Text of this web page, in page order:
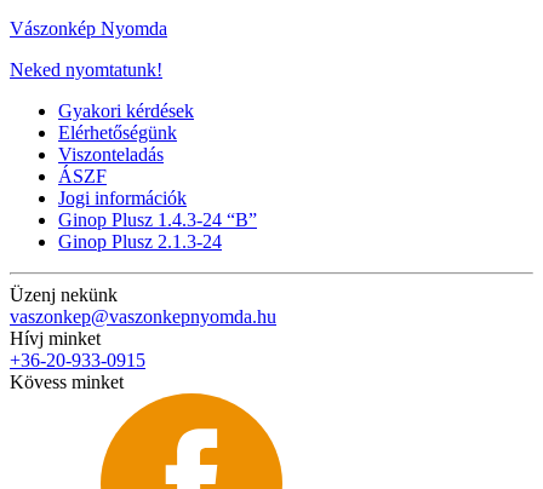
Vászonkép Nyomda
Neked nyomtatunk!
Gyakori kérdések
Elérhetőségünk
Viszonteladás
ÁSZF
Jogi információk
Ginop Plusz 1.4.3-24 “B”
Ginop Plusz 2.1.3-24
Üzenj nekünk
vaszonkep@vaszonkepnyomda.hu
Hívj minket
+36-20-933-0915
Kövess minket